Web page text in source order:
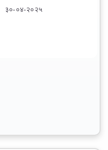
३०-०४-२०२५